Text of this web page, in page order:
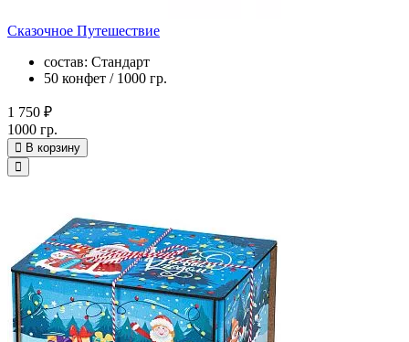
Сказочное Путешествие
состав: Стандарт
50 конфет / 1000 гр.
1 750 ₽
1000 гр.
В корзину